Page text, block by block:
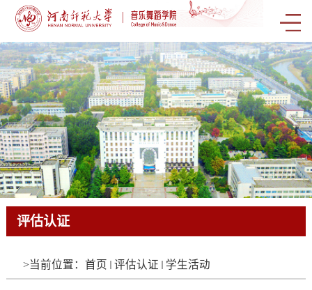
评估认证
评估认证
评估认证
评估认证
评估认证
评估认证
评估认证
评估认证
评估认证
评估认证
评估认证
评估认证
评估认证
评估认证
评估认证
评估认证
评估认证
评估认证
评估认证
评估认证
评估认证
评估认证
评估认证
评估认证
评估认证
评估认证
评估认证
评估认证
评估认证
评估认证
评估认证
评估认证
评估认证
评估认证
评估认证
评估认证
评估认证
评估认证
评估认证
评估认证
评估认证
评估认证
评估认证
评估认证
评估认证
评估认证
评估认证
评估认证
评估认证
评估认证
评估认证
评估认证
评估认证
评估认证
评估认证
评估认证
评估认证
评估认证
评估认证
评估认证
评估认证
评估认证
评估认证
评估认证
评估认证
评估认证
评估认证
评估认证